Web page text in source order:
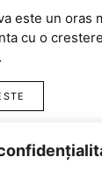
este un oras
cu o